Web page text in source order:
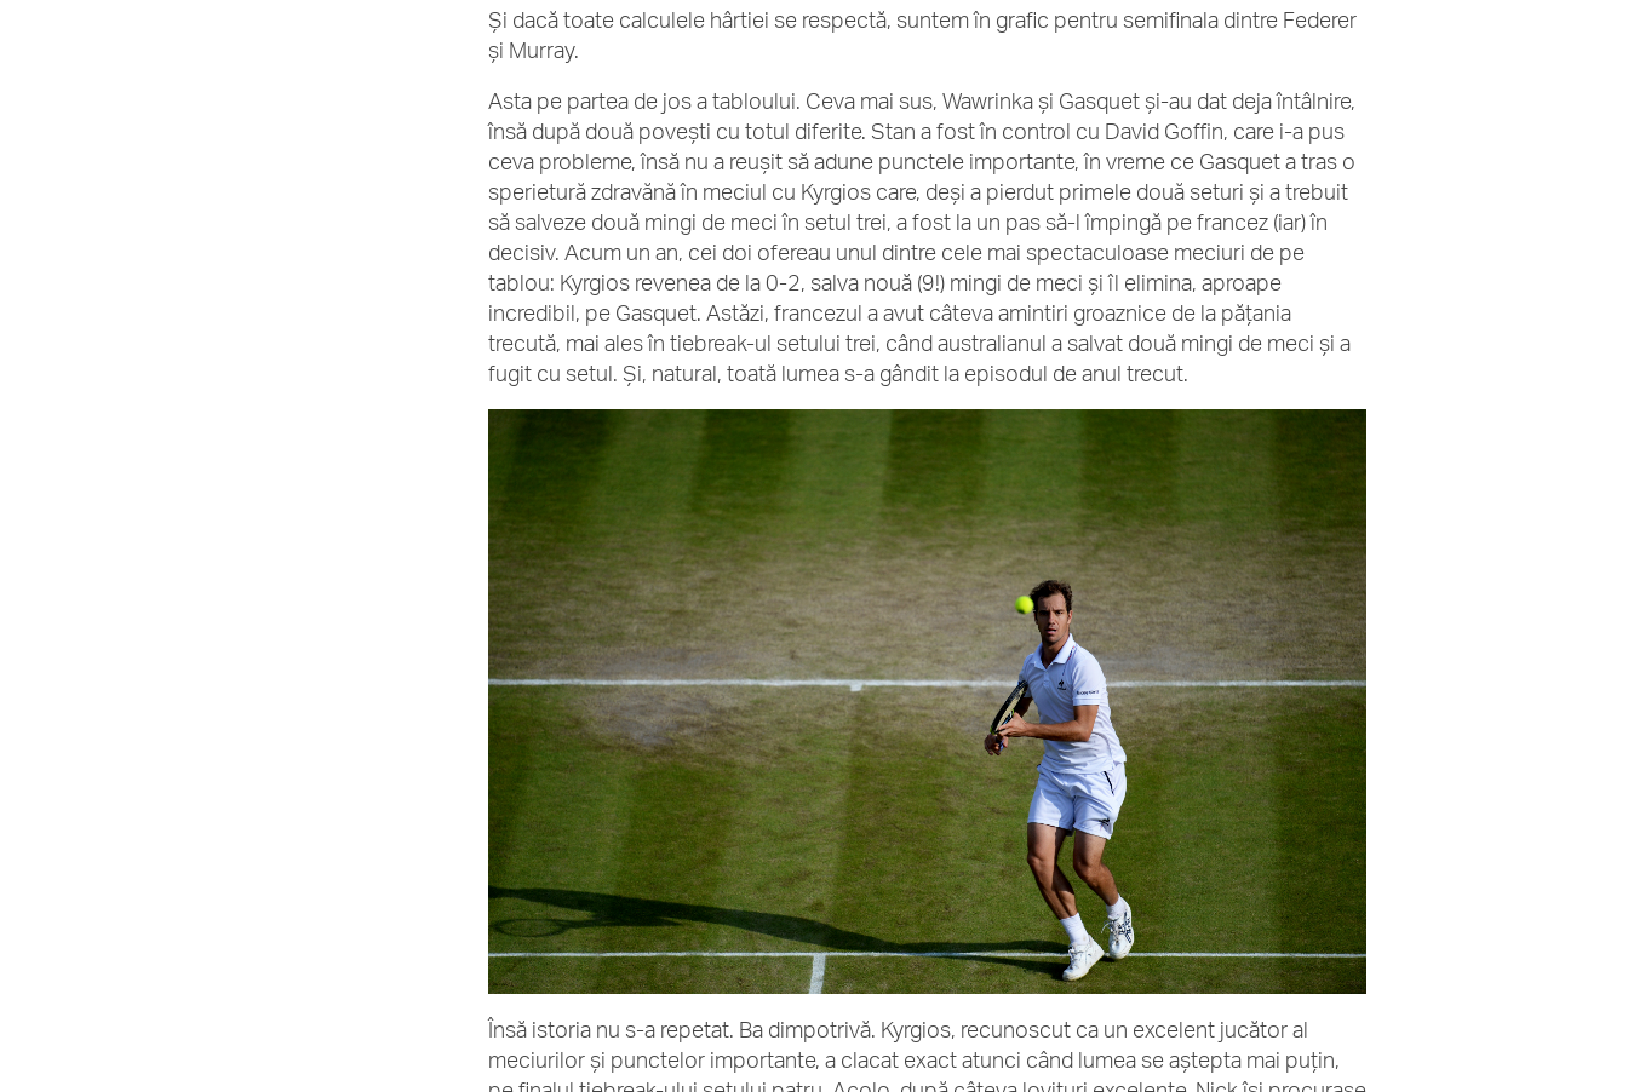
Și dacă toate calculele hârtiei se respectă, suntem în grafic pentru semifinala dintre Federer
și Murray.
Asta pe partea de jos a tabloului. Ceva mai sus, Wawrinka și Gasquet și-au dat deja întâlnire,
însă după două povești cu totul diferite. Stan a fost în control cu David Goffin, care i-a pus
ceva probleme, însă nu a reușit să adune punctele importante, în vreme ce Gasquet a tras o
sperietură zdravănă în meciul cu Kyrgios care, deși a pierdut primele două seturi și a trebuit
să salveze două mingi de meci în setul trei, a fost la un pas să-l împingă pe francez (iar) în
decisiv. Acum un an, cei doi ofereau unul dintre cele mai spectaculoase meciuri de pe
tablou: Kyrgios revenea de la 0-2, salva nouă (9!) mingi de meci și îl elimina, aproape
incredibil, pe Gasquet. Astăzi, francezul a avut câteva amintiri groaznice de la pățania
trecută, mai ales în tiebreak-ul setului trei, când australianul a salvat două mingi de meci și a
fugit cu setul. Și, natural, toată lumea s-a gândit la episodul de anul trecut.
Însă istoria nu s-a repetat. Ba dimpotrivă. Kyrgios, recunoscut ca un excelent jucător al
meciurilor și punctelor importante, a clacat exact atunci când lumea se aștepta mai puțin,